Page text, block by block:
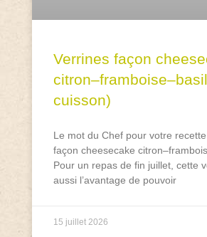
Verrines façon
cuisson)
Le mot du Chef pour votre
façon cheesecake
Pour un repas de fin juillet, cette
aussi l’avantage de pouvoir
15 juillet 2026